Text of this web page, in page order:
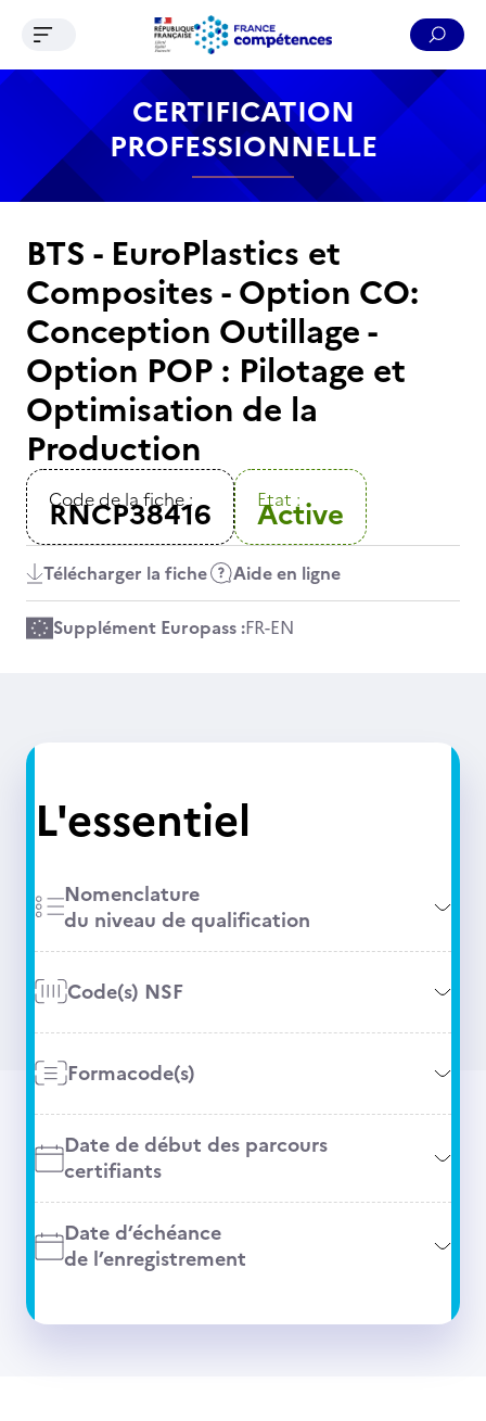
Contenu Recherche Menu Pied de page
Ouvrir le menu de navigation
CERTIFICATION
PROFESSIONNELLE
BTS - EuroPlastics et
Composites - Option CO:
Conception Outillage -
Option POP : Pilotage et
Optimisation de la
Production
Code de la fiche :
RNCP38416 Etat :
Active
Télécharger la fiche Aide en ligne
Supplément Europass :FR-EN
L'essentiel
Nomenclature
du niveau de qualification
Code(s) NSF
Formacode(s)
Date de début des parcours
certifiants
Date d’échéance
de l’enregistrement